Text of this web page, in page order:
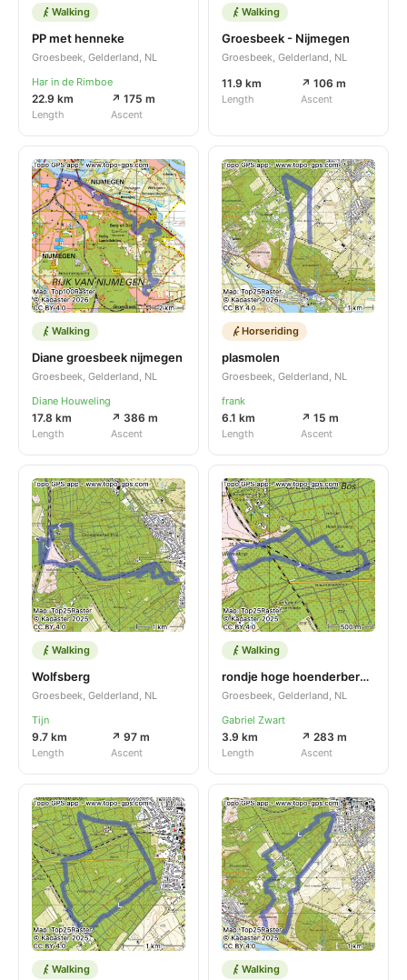
Walking
PP met henneke
Groesbeek, Gelderland, NL
Har in de Rimboe
22.9 km
Length
↗ 175 m
Ascent
Walking
Groesbeek - Nijmegen
Groesbeek, Gelderland, NL
11.9 km
Length
↗ 106 m
Ascent
Walking
Diane groesbeek nijmegen
Groesbeek, Gelderland, NL
Diane Houweling
17.8 km
Length
↗ 386 m
Ascent
Horseriding
plasmolen
Groesbeek, Gelderland, NL
frank
6.1 km
Length
↗ 15 m
Ascent
Walking
Wolfsberg
Groesbeek, Gelderland, NL
Tijn
9.7 km
Length
↗ 97 m
Ascent
Walking
rondje hoge hoenderberg halve maan
Groesbeek, Gelderland, NL
Gabriel Zwart
3.9 km
Length
↗ 283 m
Ascent
Walking Walking